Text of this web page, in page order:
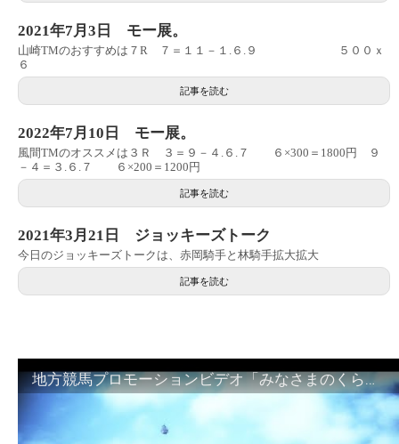
2021年7月3日 モー展。
山崎TMのおすすめは７R ７＝１１－１.６.９ ５００ｘ
６
記事を読む
2022年7月10日 モー展。
風間TMのオススメは３Ｒ ３＝９－４.６.７ ６×300＝1800円 ９
－４＝３.６.７ ６×200＝1200円
記事を読む
2021年3月21日 ジョッキーズトーク
今日のジョッキーズトークは、赤岡騎手と林騎手拡大拡大
記事を読む
地方競馬プロモーションビデオ「みなさまのくらしのために」30秒篇｜NAR公式